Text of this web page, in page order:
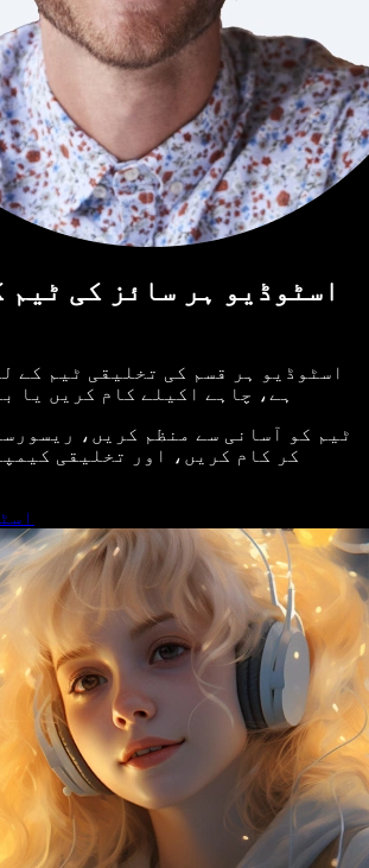
ہے، چاہے اکیلے کام کریں یا
ٹیم کو آسانی سے منظم کریں،
کر کام کریں، اور تخلیقی